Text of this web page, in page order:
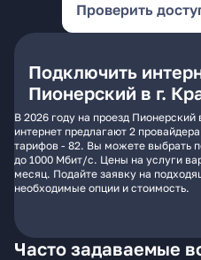
Проверить
Подключить
Пионерский в г.
В 2026 году на проезд
интернет предлагают 2
тарифов - 82. Вы можете выбрать
до 1000 Мбит/с. Цены на услуги
месяц. Подайте заявку на
необходимые опции и стоимость.
Часто задаваемые